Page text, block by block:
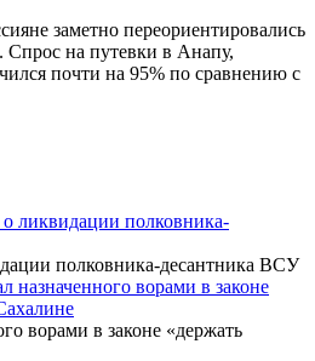
заметно переориентировались
Спрос на путевки в Анапу,
почти на 95% по сравнению с
о ликвидации полковника-
назначенного ворами в законе